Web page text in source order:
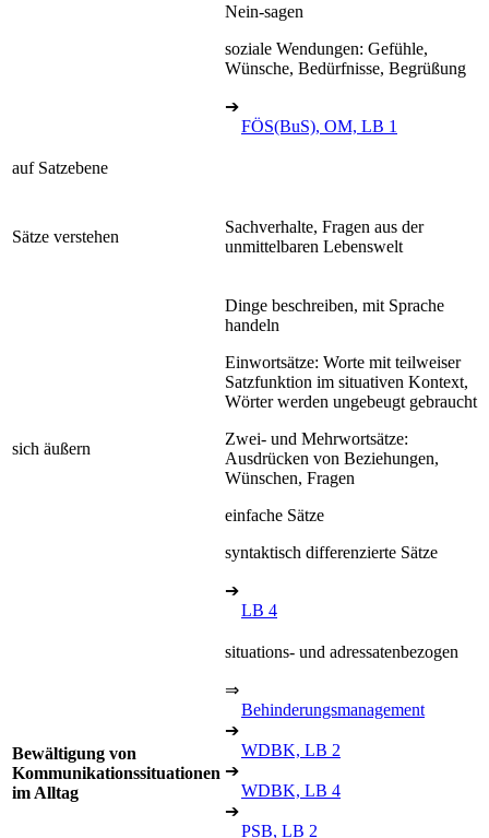
Nein-sagen
soziale Wendungen: Gefühle,
Wünsche, Bedürfnisse, Begrüßung
➔
FÖS(BuS), OM, LB 1
auf Satzebene
Sätze verstehen
Sachverhalte, Fragen aus der
unmittelbaren Lebenswelt
sich äußern
Dinge beschreiben, mit Sprache
handeln
Einwortsätze: Worte mit teilweiser
Satzfunktion im situativen Kontext,
Wörter werden ungebeugt gebraucht
Zwei- und Mehrwortsätze:
Ausdrücken von Beziehungen,
Wünschen, Fragen
einfache Sätze
syntaktisch differenzierte Sätze
➔
LB 4
Bewältigung von
Kommunikationssituationen
im Alltag
situations- und adressatenbezogen
⇒
Behinderungsmanagement
➔
WDBK, LB 2
➔
WDBK, LB 4
➔
PSB, LB 2